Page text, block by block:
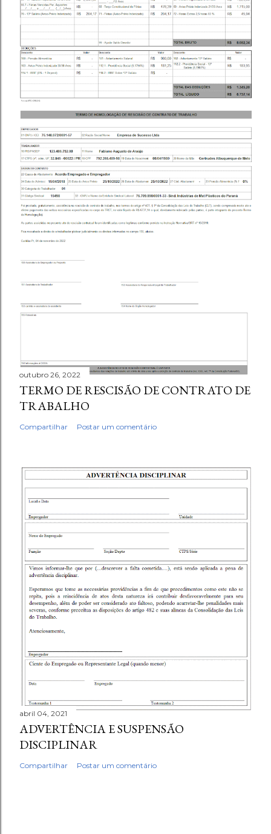
outubro 26, 2022
TERMO DE RESCISÃO DE CONTRATO DE
TRABALHO
Compartilhar Postar um comentário
abril 04, 2021
ADVERTÊNCIA E SUSPENSÃO
DISCIPLINAR
Compartilhar Postar um comentário